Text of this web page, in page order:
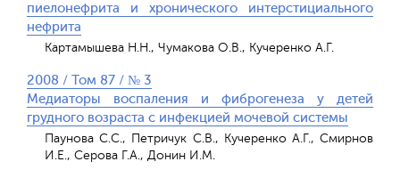
пиелонефрита и хронического интерстициального
нефрита
Картамышева Н.Н., Чумакова О.В., Кучеренко А.Г.
2008 / Том 87 / № 3
Медиаторы воспаления и фиброгенеза у детей
грудного возраста с инфекцией мочевой системы
Паунова С.С., Петричук С.В., Кучеренко А.Г., Смирнов
И.Е., Серова Г.А., Донин И.М.